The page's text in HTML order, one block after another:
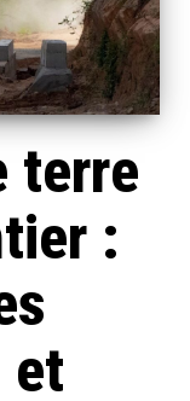
terre
:
et